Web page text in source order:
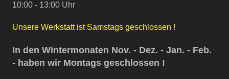
10:00 - 13:00 Uhr
Unsere Werkstatt ist Samstags geschlossen !
In den Wintermonaten Nov. - Dez. - Jan. - Feb.
- haben wir Montags geschlossen !